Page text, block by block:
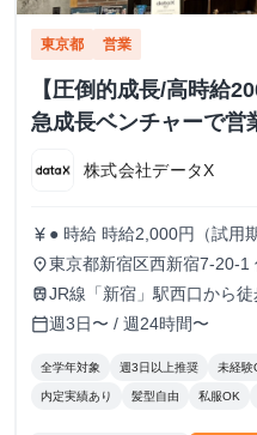
東京都 営業
【圧倒的成長/高時給
急成長ベンチャーで営
株式会社データX
currency_yen ● 時給 時給2,000円（試用
※出勤日数に応じたボーナスもあり
～18:30 ※月曜のみ10:30
たい人 どちらも大歓迎！！
place
trainJR線「新宿」駅西口から
宿」駅1番出口から徒歩約5
calendar_today週3日〜 / 週24時間〜
全学年対象 週3日以上推奨 未経験
内定実績あり 髪型自由 私服OK